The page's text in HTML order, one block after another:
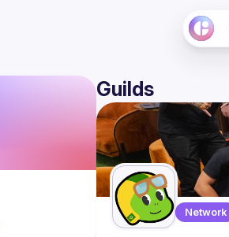
Guilds
Network